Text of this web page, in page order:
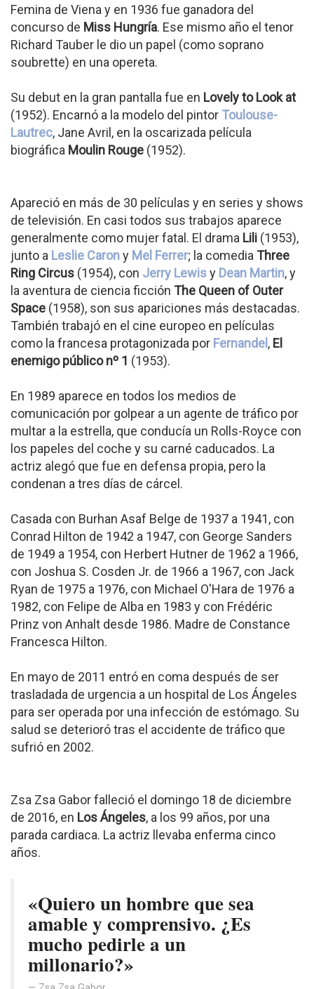
Femina de Viena y en 1936 fue ganadora del
concurso de Miss Hungría. Ese mismo año el tenor
Richard Tauber le dio un papel (como soprano
soubrette) en una opereta.
Su debut en la gran pantalla fue en Lovely to Look at
(1952). Encarnó a la modelo del pintor Toulouse-
Lautrec, Jane Avril, en la oscarizada película
biográfica Moulin Rouge (1952).
Apareció en más de 30 películas y en series y shows
de televisión. En casi todos sus trabajos aparece
generalmente como mujer fatal. El drama Lili (1953),
junto a Leslie Carony Mel Ferrer; la comedia Three
Ring Circus (1954), con Jerry Lewisy Dean Martin, y
la aventura de ciencia ficción The Queen of Outer
Space (1958), son sus apariciones más destacadas.
También trabajó en el cine europeo en películas
como la francesa protagonizada por Fernandel , El
enemigo público nº 1 (1953).
En 1989 aparece en todos los medios de
comunicación por golpear a un agente de tráfico por
multar a la estrella, que conducía un Rolls-Royce con
los papeles del coche y su carné caducados. La
actriz alegó que fue en defensa propia, pero la
condenan a tres días de cárcel.
Casada con Burhan Asaf Belge de 1937 a 1941, con
Conrad Hilton de 1942 a 1947, con George Sanders
de 1949 a 1954, con Herbert Hutner de 1962 a 1966,
con Joshua S. Cosden Jr. de 1966 a 1967, con Jack
Ryan de 1975 a 1976, con Michael O'Hara de 1976 a
1982, con Felipe de Alba en 1983 y con Frédéric
Prinz von Anhalt desde 1986. Madre de Constance
Francesca Hilton.
En mayo de 2011 entró en coma después de ser
trasladada de urgencia a un hospital de Los Ángeles
para ser operada por una infección de estómago. Su
salud se deterioró tras el accidente de tráfico que
sufrió en 2002.
Zsa Zsa Gabor falleció el domingo 18 de diciembre
de 2016, en Los Ángeles, a los 99 años, por una
parada cardiaca. La actriz llevaba enferma cinco
años.
«Quiero un hombre que sea
amable y comprensivo. ¿Es
mucho pedirle a un
millonario?»